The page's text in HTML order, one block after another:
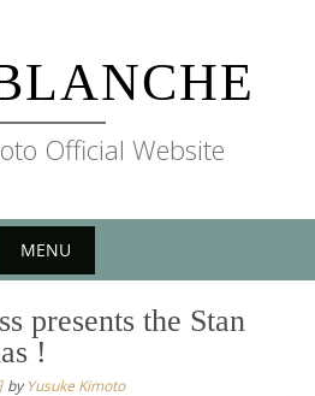
Official Website
MENU
presents the Stan
!
byYusuke Kimoto